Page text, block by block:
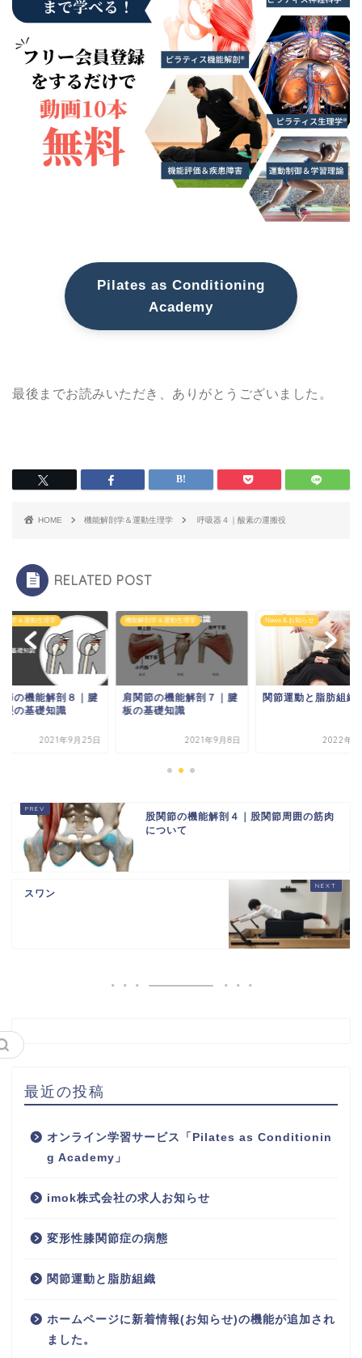
Pilates as Conditioning
Academy
最後までお読みいただき、ありがとうございました。
HOME 機能解剖学＆運動生理学 呼吸器４｜酸素の運搬役
RELATED POST
剖学＆運動生理学
節の機能解剖８｜腱
裂の基礎知識
2021年9月25日
機能解剖学＆運動生理学
肩関節の機能解剖７｜腱
板の基礎知識
2021年9月8日
News & お知らせ
関節運動と脂肪組織
2022年3
股関節の機能解剖４｜股関節周囲の筋肉
について
スワン
最近の投稿
オンライン学習サービス「Pilates as Conditionin
g Academy」
imok株式会社の求人お知らせ
変形性膝関節症の病態
関節運動と脂肪組織
ホームページに新着情報(お知らせ)の機能が追加され
ました。